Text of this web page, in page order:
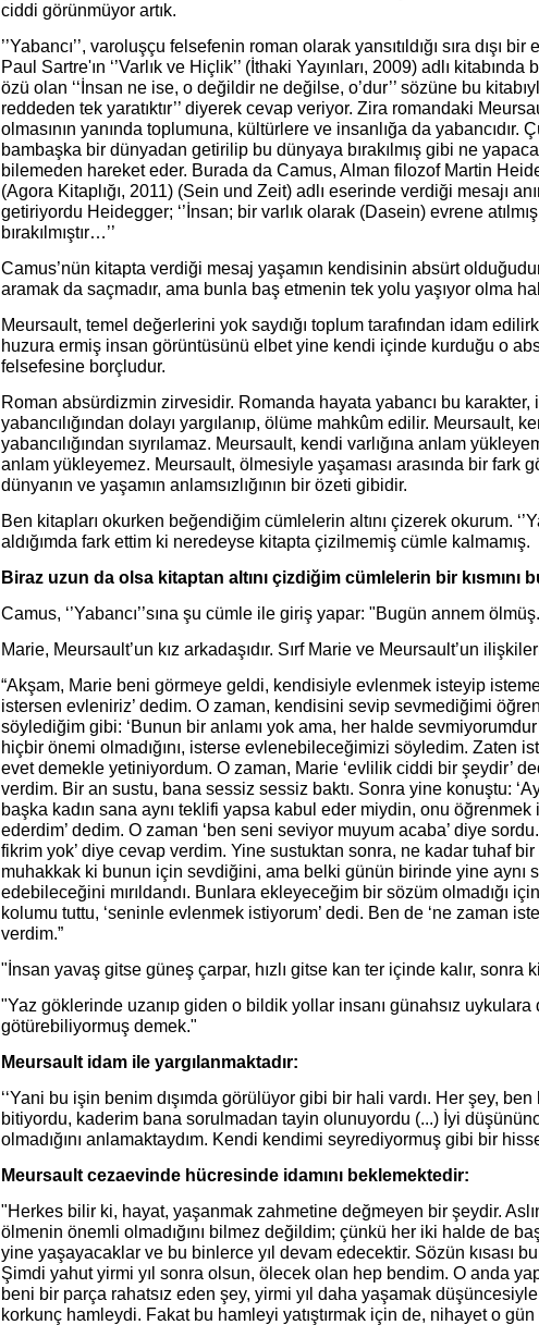
ciddi görünmüyor artık.
’’Yabancı’’, varoluşçu felsefenin roman olarak yansıtıldığı sıra dışı
Paul Sartre'ın ‘’Varlık ve Hiçlik’’ (İthaki Yayınları, 2009) adlı
özü olan ‘‘İnsan ne ise, o değildir ne değilse, o’dur’’ sözüne bu
reddeden tek yaratıktır’’ diyerek cevap veriyor. Zira romandaki
olmasının yanında toplumuna, kültürlere ve insanlığa da yabancıdır.
bambaşka bir dünyadan getirilip bu dünyaya bırakılmış gibi ne
bilemeden hareket eder. Burada da Camus, Alman filozof Martin
(Agora Kitaplığı, 2011) (Sein und Zeit) adlı eserinde verdiği mesajı
getiriyordu Heidegger; ‘’İnsan; bir varlık olarak (Dasein) evrene
bırakılmıştır…’’
Camus’nün kitapta verdiği mesaj yaşamın kendisinin absürt
aramak da saçmadır, ama bunla baş etmenin tek yolu yaşıyor olma
Meursault, temel değerlerini yok saydığı toplum tarafından idam
huzura ermiş insan görüntüsünü elbet yine kendi içinde kurduğu o
felsefesine borçludur.
Roman absürdizmin zirvesidir. Romanda hayata yabancı bu
yabancılığından dolayı yargılanıp, ölüme mahkûm edilir. Meursault,
yabancılığından sıyrılamaz. Meursault, kendi varlığına anlam
anlam yükleyemez. Meursault, ölmesiyle yaşaması arasında bir fark
dünyanın ve yaşamın anlamsızlığının bir özeti gibidir.
Ben kitapları okurken beğendiğim cümlelerin altını çizerek okurum.
aldığımda fark ettim ki neredeyse kitapta çizilmemiş cümle kalmamış.
Biraz uzun da olsa kitaptan altını çizdiğim cümlelerin bir kısmını
Camus, ‘’Yabancı’’sına şu cümle ile giriş yapar: "Bugün annem
Marie, Meursault’un kız arkadaşıdır. Sırf Marie ve Meursault’un
“Akşam, Marie beni görmeye geldi, kendisiyle evlenmek isteyip
istersen evleniriz’ dedim. O zaman, kendisini sevip sevmediğimi
söylediğim gibi: ‘Bunun bir anlamı yok ama, her halde
hiçbir önemi olmadığını, isterse evlenebileceğimizi söyledim. Zaten
evet demekle yetiniyordum. O zaman, Marie ‘evlilik ciddi bir şeydir’
verdim. Bir an sustu, bana sessiz sessiz baktı. Sonra yine konuştu:
başka kadın sana aynı teklifi yapsa kabul eder miydin, onu öğrenmek
ederdim’ dedim. O zaman ‘ben seni seviyor muyum acaba’ diye
fikrim yok’ diye cevap verdim. Yine sustuktan sonra, ne kadar tuhaf
muhakkak ki bunun için sevdiğini, ama belki günün birinde yine aynı
edebileceğini mırıldandı. Bunlara ekleyeceğim bir sözüm olmadığı
kolumu tuttu, ‘seninle evlenmek istiyorum’ dedi. Ben de ‘ne zaman
verdim.”
"İnsan yavaş gitse güneş çarpar, hızlı gitse kan ter içinde kalır, sonra
"Yaz göklerinde uzanıp giden o bildik yollar insanı günahsız
götürebiliyormuş demek."
Meursault idam ile yargılanmaktadır:
‘‘Yani bu işin benim dışımda görülüyor gibi bir hali vardı. Her şey, ben
bitiyordu, kaderim bana sorulmadan tayin olunuyordu (...) İyi
olmadığını anlamaktaydım. Kendi kendimi seyrediyormuş gibi bir hisse
Meursault cezaevinde hücresinde idamını beklemektedir:
"Herkes bilir ki, hayat, yaşanmak zahmetine değmeyen bir şeydir.
ölmenin önemli olmadığını bilmez değildim; çünkü her iki halde de
yine yaşayacaklar ve bu binlerce yıl devam edecektir. Sözün kısası
Şimdi yahut yirmi yıl sonra olsun, ölecek olan hep bendim. O anda
beni bir parça rahatsız eden şey, yirmi yıl daha yaşamak
korkunç hamleydi. Fakat bu hamleyi yatıştırmak için de, nihayet o